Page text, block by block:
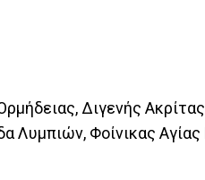
Διγενής
Λυμπιών, Φοίνικας Αγίας